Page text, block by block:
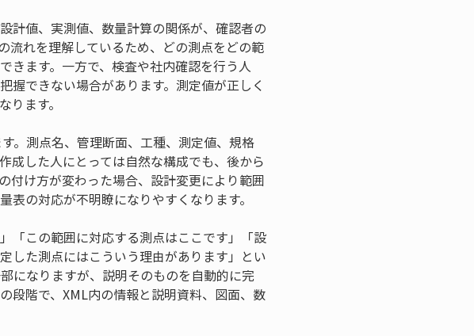
計値、実測値、数量計算の関係が、確認者の
流れを理解しているため、どの測点をどの範
きます。一方で、検査や社内確認を行う人
握できない場合があります。測定値が正しく
ます。
。測点名、管理断面、工種、測定値、規格
成した人にとっては自然な構成でも、後から
付け方が変わった場合、設計変更により範囲
の対応が不明瞭になりやすくなります。
「この範囲に対応する測点はここです」「設
した測点にはこういう理由があります」とい
になりますが、説明そのものを自動的に完
段階で、XML内の情報と説明資料、図面、数